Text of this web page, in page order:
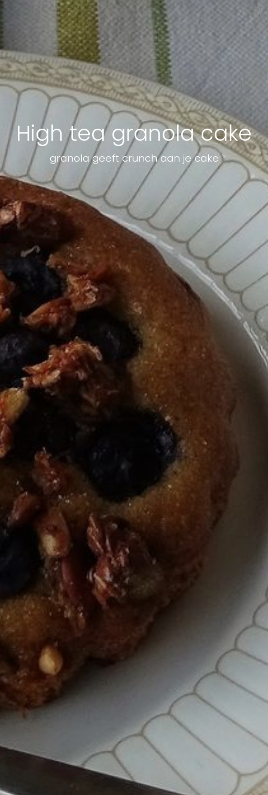
High tea granola cake
granola geeft crunch aan je cake